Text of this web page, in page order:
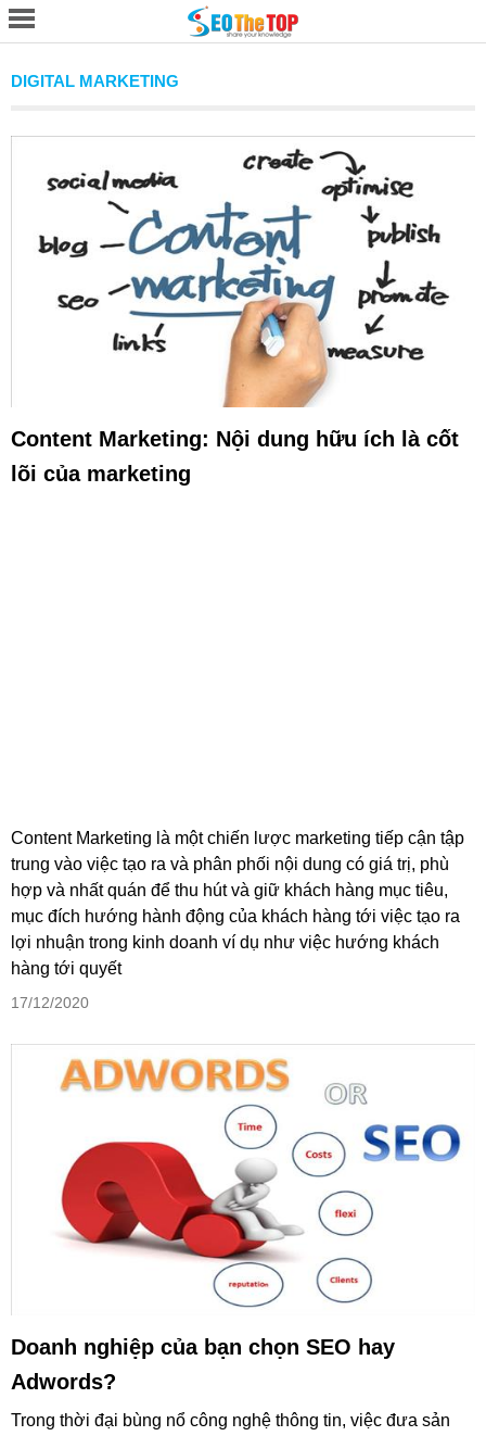
DIGITAL MARKETING
Content Marketing: Nội dung hữu ích là cốt
lõi của marketing
Content Marketing là một chiến lược marketing tiếp cận tập
trung vào việc tạo ra và phân phối nội dung có giá trị, phù
hợp và nhất quán để thu hút và giữ khách hàng mục tiêu,
mục đích hướng hành động của khách hàng tới việc tạo ra
lợi nhuận trong kinh doanh ví dụ như việc hướng khách
hàng tới quyết
17/12/2020
Doanh nghiệp của bạn chọn SEO hay
Adwords?
Trong thời đại bùng nổ công nghệ thông tin, việc đưa sản